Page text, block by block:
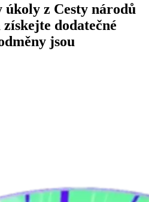
úkoly z Cesty národů
dodatečné
jsou